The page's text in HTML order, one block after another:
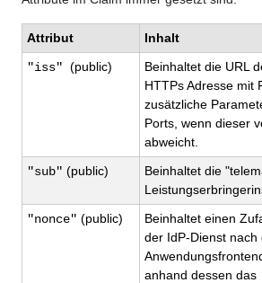
Attribut Inhalt
"iss" (public)
Beinhaltet die URL
HTTPsAdresse mit
zusätzliche
Ports, wenn dieser
abweicht.
"sub" (public)
Beinhaltet die
"nonce" (public)
Beinhaltet einen
der IdP-Dienst nach
anhand dessen das